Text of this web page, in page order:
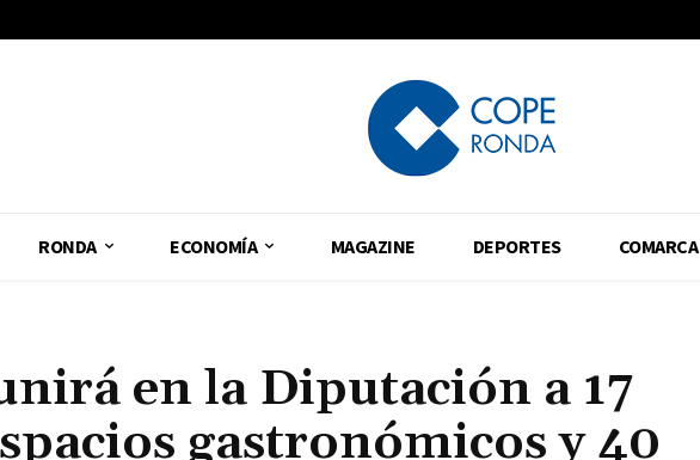
RONDA ECONOMÍA MAGAZINE DEPORTES COMARCA
en la Diputación a 17
gastronómicos y 40